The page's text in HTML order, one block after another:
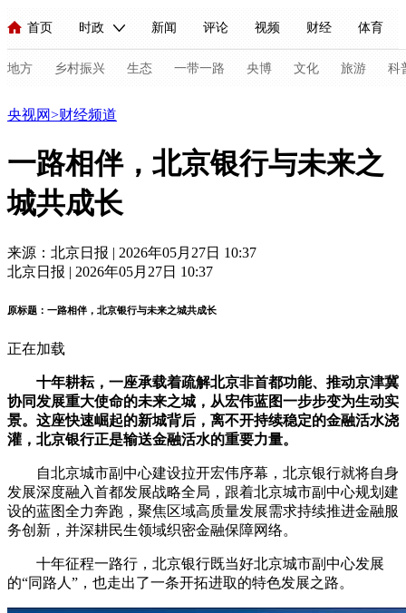
首页 时政 新闻 评论 视频 财经 体育
人民领袖习近平 联播+ 中国领导人 央视快评 习式妙语
直播 栏目大全 节目单 听音 微视频 主持人
海外频道 iPanda English Монгол
地方 乡村振兴 生态 一带一路 央博 文化 旅游 科
新闻 国内
视频 小央视频 小央直播
现场 前线 比划 快看
体育
VIP会员 CCTV奥林匹克频道 生活体育大会 体育江湖
财经 教育 乡村振兴 生态环境
大国智造 大国展会 大国保险 云顶对话 云起
CCTV.节目官网 直播 节目单 栏目 片库
央视网>财经频道
一路相伴，北京银行与未来之
城共成长
来源：北京日报 | 2026年05月27日 10:37
北京日报 | 2026年05月27日 10:37
原标题：一路相伴，北京银行与未来之城共成长
正在加载
十年耕耘，一座承载着疏解北京非首都功能、推动京津冀
协同发展重大使命的未来之城，从宏伟蓝图一步步变为生动实
景。这座快速崛起的新城背后，离不开持续稳定的金融活水浇
灌，北京银行正是输送金融活水的重要力量。
自北京城市副中心建设拉开宏伟序幕，北京银行就将自身
发展深度融入首都发展战略全局，跟着北京城市副中心规划建
设的蓝图全力奔跑，聚焦区域高质量发展需求持续推进金融服
务创新，并深耕民生领域织密金融保障网络。
十年征程一路行，北京银行既当好北京城市副中心发展
的“同路人”，也走出了一条开拓进取的特色发展之路。